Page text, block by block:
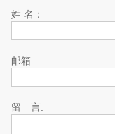
姓 名：
邮箱
留 言: